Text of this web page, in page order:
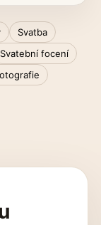
Svatba
Svatební focení